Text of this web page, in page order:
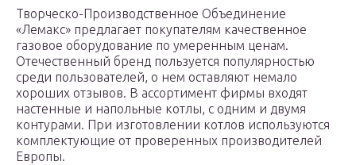
Творческо-Производственное Объединение
«Лемакс» предлагает покупателям качественное
газовое оборудование по умеренным ценам.
Отечественный бренд пользуется популярностью
среди пользователей, о нем оставляют немало
хороших отзывов. В ассортимент фирмы входят
настенные и напольные котлы, с одним и двумя
контурами. При изготовлении котлов используются
комплектующие от проверенных производителей
Европы.